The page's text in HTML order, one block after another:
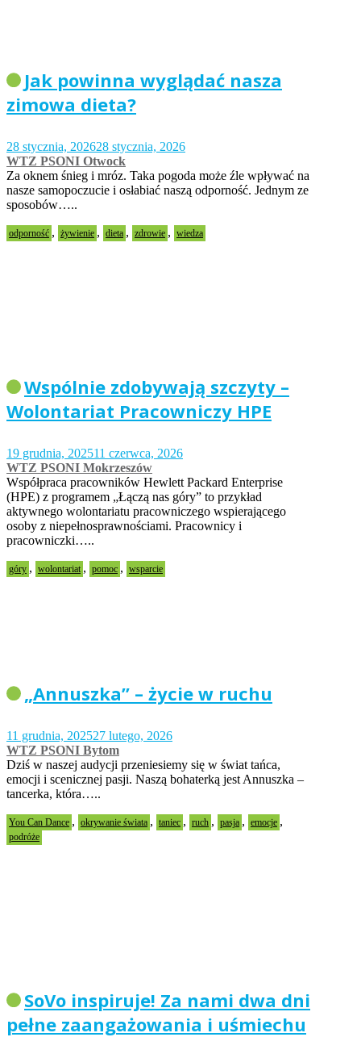
Jak powinna wyglądać nasza
zimowa dieta?
28 stycznia, 202628 stycznia, 2026
WTZ PSONI Otwock
Za oknem śnieg i mróz. Taka pogoda może źle wpływać na
nasze samopoczucie i osłabiać naszą odporność. Jednym ze
sposobów…..
odporność , żywienie , dieta , zdrowie , wiedza
Wspólnie zdobywają szczyty –
Wolontariat Pracowniczy HPE
19 grudnia, 202511 czerwca, 2026
WTZ PSONI Mokrzeszów
Współpraca pracowników Hewlett Packard Enterprise
(HPE) z programem „Łączą nas góry” to przykład
aktywnego wolontariatu pracowniczego wspierającego
osoby z niepełnosprawnościami. Pracownicy i
pracowniczki…..
góry , wolontariat , pomoc , wsparcie
„Annuszka” – życie w ruchu
11 grudnia, 202527 lutego, 2026
WTZ PSONI Bytom
Dziś w naszej audycji przeniesiemy się w świat tańca,
emocji i scenicznej pasji. Naszą bohaterką jest Annuszka –
tancerka, która…..
You Can Dance , okrywanie świata , taniec , ruch , pasja , emocje ,
podróże
SoVo inspiruje! Za nami dwa dni
pełne zaangażowania i uśmiechu